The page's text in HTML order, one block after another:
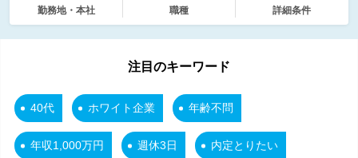
勤務地・本社 職種 詳細条件
注目のキーワード
40代 ホワイト企業 年齢不問
年収1,000万円 週休3日 内定とりたい